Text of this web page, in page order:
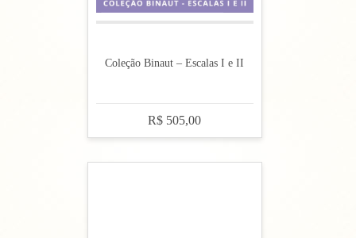
Coleção Binaut – Escalas I e II
R$ 505,00